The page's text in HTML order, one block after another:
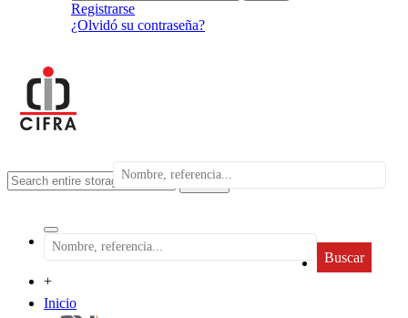
Registrarse
¿Olvidó su contraseña?
search
Buscar
+
Inicio